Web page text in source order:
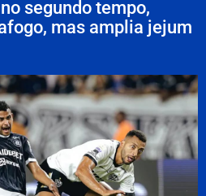
segundo tempo,
mas amplia jejum